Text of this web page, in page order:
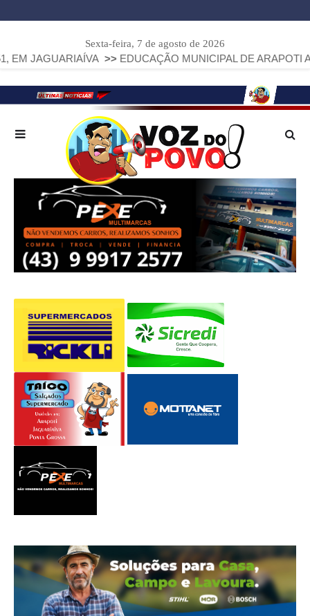
Sexta-feira, 7 de agosto de 2026
>> EDUCAÇÃO MUNICIPAL DE ARAPOTI AVANÇA E